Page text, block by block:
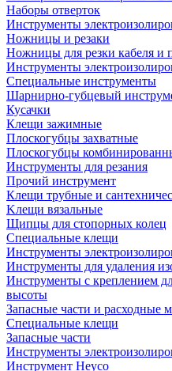
Наборы отверток
Инструменты
Ножницы и резаки
Ножницы для резки кабеля и
Инструменты
Специальные инструменты
Шарнирно-губцевый
Кусачки
Клещи зажимные
Плоскогубцы захватные
Плоскогубцы
Инструменты для резания
Прочий инструмент
Клещи трубные и
Kлещи вязальные
Щипцы для стопорных колец
Специальные клещи
Инструменты
Инструменты для удаления
Инструменты с креплением
высоты
Запасные части и расходные
Специальные клещи
Запасные части
Инструменты
Инструмент Heyco